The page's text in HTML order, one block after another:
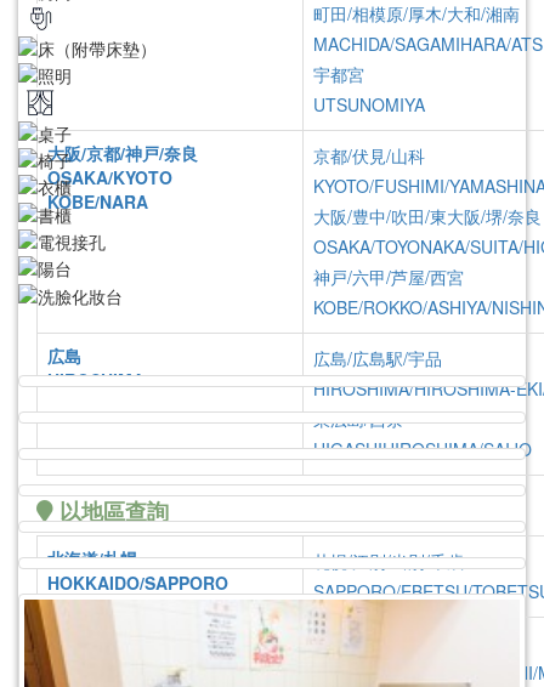
町田/相模原/厚木/大和/湘南
MACHIDA/SAGAMIHARA/
宇都宮
UTSUNOMIYA
大阪/京都/神戸/奈良
OSAKA/KYOTO
KOBE/NARA
京都/伏見/山科
KYOTO/FUSHIMI/
大阪/豊中/吹田/東大阪/堺/奈良
OSAKA/TOYONAKA/SUITA/
神戸/六甲/芦屋/西宮
KOBE/ROKKO/ASHIYA/
広島
HIROSHIMA
広島/広島駅/宇品
HIROSHIMA/HIROSHIMA-
東広島/西条
HIGASHIHIROSHIMA/SAIJO
以地區查詢
北海道/札幌
HOKKAIDO/SAPPORO
札幌/江別/当別/千歳
SAPPORO/EBETSU/
仙台/青森/山形
SENDAI/AOMORI/YAMAGATA
仙台/泉/長町/宮城野
SENDAI/IZUMI/
照片